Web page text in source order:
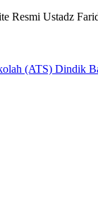
Resmi Ustadz
(ATS) Dindik